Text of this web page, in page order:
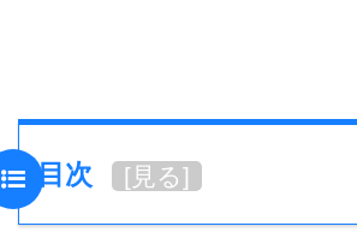
目次 [見る]